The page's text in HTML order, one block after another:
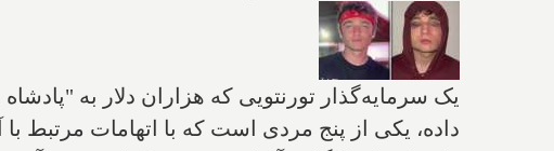
داده، یکی از پنج مردی است که با اتهامات مرتبط